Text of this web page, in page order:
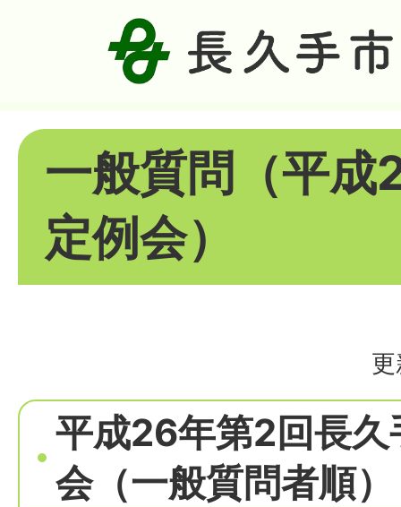
一般質問（平成
定例会）
平成26年第2回長久
会（一般質問者順）